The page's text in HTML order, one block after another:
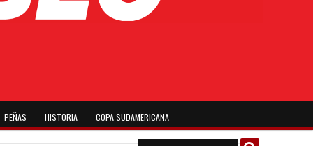
PEÑAS HISTORIA COPA SUDAMERICANA